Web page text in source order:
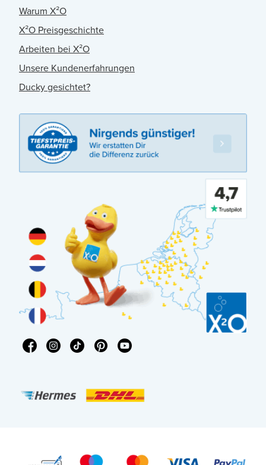
Warum X²O
X²O Preisgeschichte
Arbeiten bei X²O
Unsere Kundenerfahrungen
Ducky gesichtet?